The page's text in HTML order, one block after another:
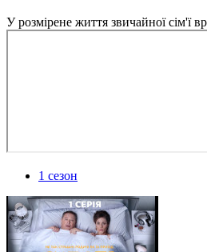
У розмірене життя звичайної сім'ї
1 сезон